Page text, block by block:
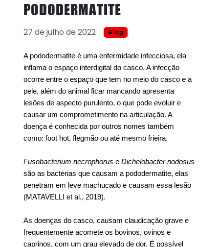
PODODERMATITE
27 de julho de 2022 Blog
A pododermatite é uma enfermidade infecciosa, ela
inflama o espaço interdigital do casco. A infecção
ocorre entre o espaço que tem no meio do casco e a
pele, além do animal ficar mancando apresenta
lesões de aspecto purulento, o que pode evoluir e
causar um comprometimento na articulação. A
doença é conhecida por outros nomes também
como: foot hot, flegmão ou até mesmo frieira.
Fusobacterium necrophorus e Dichelobacter nodosus
são as bactérias que causam a pododermatite, elas
penetram em leve machucado e causam essa lesão
(MATAVELLI et al., 2019).
As doenças do casco, causam claudicação grave e
frequentemente acomete os bovinos, ovinos e
caprinos, com um grau elevado de dor. É possível